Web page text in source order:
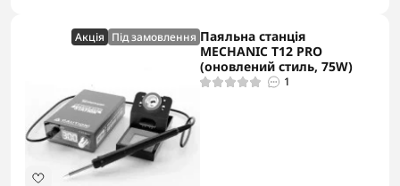
Акцiя Під замовлення Паяльна станція
MECHANIC T12 PRO
(оновлений стиль, 75W)
1